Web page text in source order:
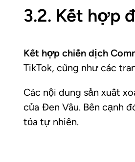
3.2. Kết hợp
Kết hợp chiến dịch
TikTok, cũng như các
Các nội dung sản xuất
của Đen Vâu. Bên cạnh
tỏa tự nhiên.